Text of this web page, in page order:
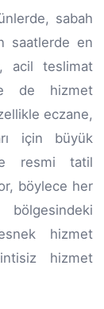
sabah
saatlerde en
acil teslimat
de hizmet
eczane,
için büyük
resmi tatil
böylece her
hizmet
hizmet